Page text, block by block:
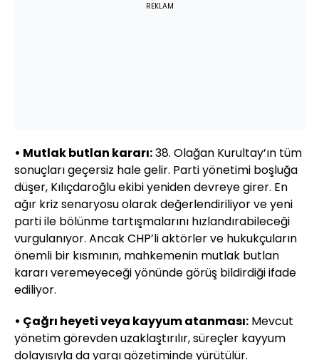
REKLAM
• Mutlak butlan kararı:38. Olağan Kurultay’ın tüm
sonuçları geçersiz hale gelir. Parti yönetimi boşluğa
düşer, Kılıçdaroğlu ekibi yeniden devreye girer. En
ağır kriz senaryosu olarak değerlendiriliyor ve yeni
parti ile bölünme tartışmalarını hızlandırabileceği
vurgulanıyor. Ancak CHP’li aktörler ve hukukçuların
önemli bir kısmının, mahkemenin mutlak butlan
kararı veremeyeceği yönünde görüş bildirdiği ifade
ediliyor.
• Çağrı heyeti veya kayyum atanması: Mevcut
yönetim görevden uzaklaştırılır, süreçler kayyum
dolayısıyla da yargı gözetiminde yürütülür.